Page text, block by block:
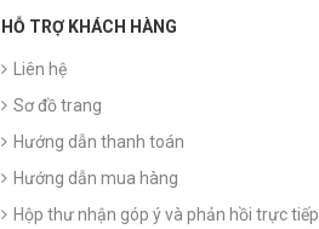
HỖ TRỢ KHÁCH HÀNG
Liên hệ
Sơ đồ trang
Hướng dẫn thanh toán
Hướng dẫn mua hàng
Hộp thư nhận góp ý và phản hồi trực tiếp